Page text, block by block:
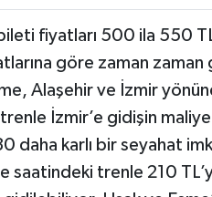
fiyatları 500 ila 550
göre zaman
Alaşehir ve İzmir
İzmir’e gidişin
karlı bir seyahat
saatindeki trenle 210